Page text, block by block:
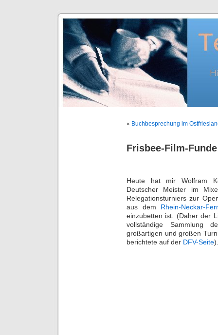
« Buchbesprechung im
Frisbee-Film-
Heute hat mir Wolfram
Deutscher Meister im
Relegationsturniers zur
aus dem Rhein-Neckar-
einzubetten ist. (Daher der
vollständige Sammlung
großartigen und großen
berichtete auf der DFV-Seite).